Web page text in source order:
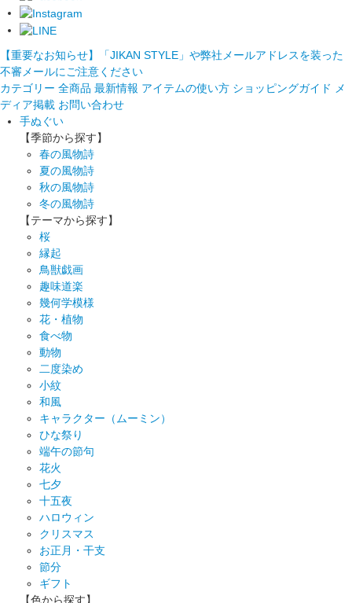
【重要なお知らせ】「JIKAN STYLE」や弊社メールアドレスを装った
不審メールにご注意ください
カテゴリー 全商品 最新情報 アイテムの使い方 ショッピングガイド
メ
ディア掲載 お問い合わせ
手ぬぐい
【季節から探す】
春の風物詩
夏の風物詩
秋の風物詩
冬の風物詩
【テーマから探す】
桜
縁起
鳥獣戯画
趣味道楽
幾何学模様
花・植物
食べ物
動物
二度染め
小紋
和風
キャラクター（ムーミン）
ひな祭り
端午の節句
花火
七夕
十五夜
ハロウィン
クリスマス
お正月・干支
節分
ギフト
【色から探す】